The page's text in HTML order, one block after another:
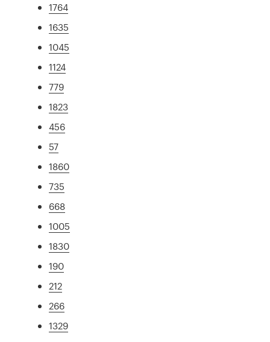
1764
1635
1045
1124
779
1823
456
57
1860
735
668
1005
1830
190
212
266
1329